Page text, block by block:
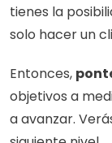
tienes la
solo hacer un
Entonces,
objetivos a
a avanzar.